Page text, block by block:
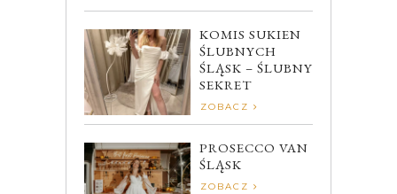
KOMIS SUKIEN
ŚLUBNYCH
ŚLĄSK – ŚLUBNY
SEKRET
ZOBACZ
PROSECCO VAN
ŚLĄSK
ZOBACZ